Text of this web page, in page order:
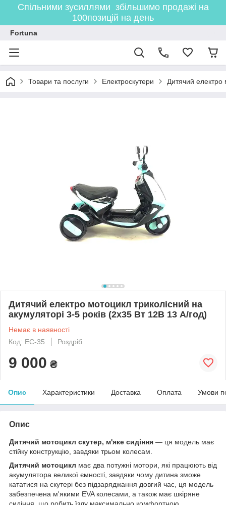
Спільними зусиллями збільшимо продажі на
100позицій на день
Fortuna
Товари та послуги Електроскутери Дитячий електро
Дитячий електро мотоцикл триколісний на
акумуляторі 3-5 років (2х35 Вт 12В 13 А/год)
Немає в наявності
Код: ЕС-35
Роздріб
9 000 ₴
Опис Характеристики Доставка Оплата Умови
Опис
Дитячий мотоцикл скутер, м'яке сидіння — ця модель має
стійку конструкцію, завдяки трьом колесам.
Дитячий мотоцикл має два потужні мотори, які працюють від
акумулятора великої ємності, завдяки чому дитина зможе
кататися на скутері без підзаряджання довгий час, ця модель
забезпечена м'якими EVA колесами, а також має шкіряне
сидіння, що робить їзду максимально комфортною.